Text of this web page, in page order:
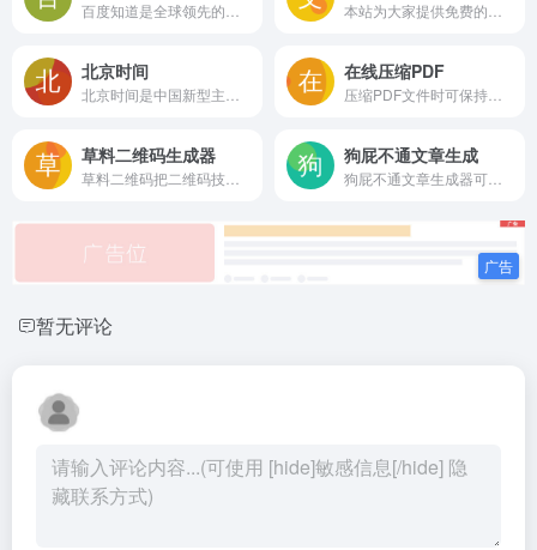
北京时间 在线压缩PDF
草料二维码生成器 狗屁不通文章生成
暂无评论